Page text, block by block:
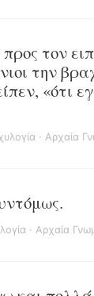
τον
την
«ότι
· Αρχαία
· Αρχαία